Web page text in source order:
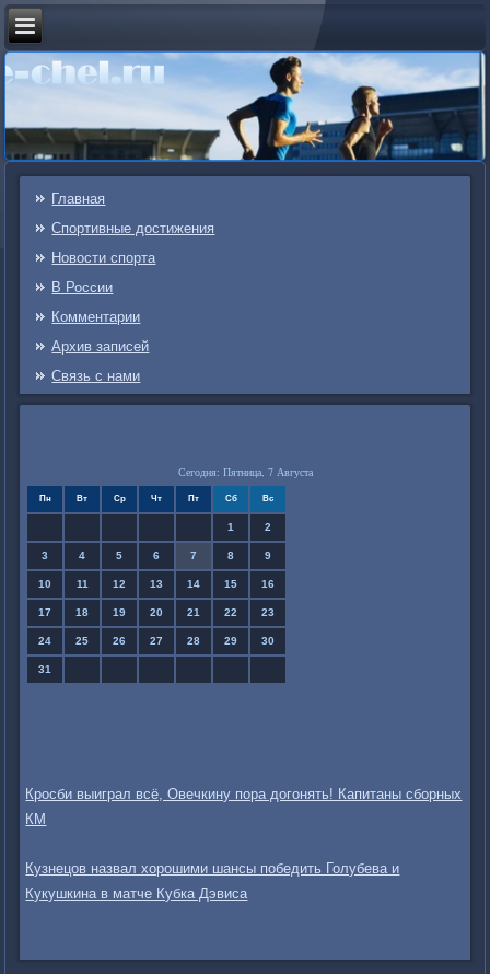
Главная
Спортивные достижения
Новости спорта
В России
Комментарии
Архив записей
Связь c нами
Сегодня: Пятница, 7 Августа
Пн Вт Ср Чт Пт Сб Вс
1 2
3 4 5 6 7 8 9
10 11 12 13 14 15 16
17 18 19 20 21 22 23
24 25 26 27 28 29 30
31
Кросби выиграл всё, Овечкину пора догонять! Капитаны сборных
КМ
Кузнецов назвал хорошими шансы победить Голубева и
Кукушкина в матче Кубка Дэвиса